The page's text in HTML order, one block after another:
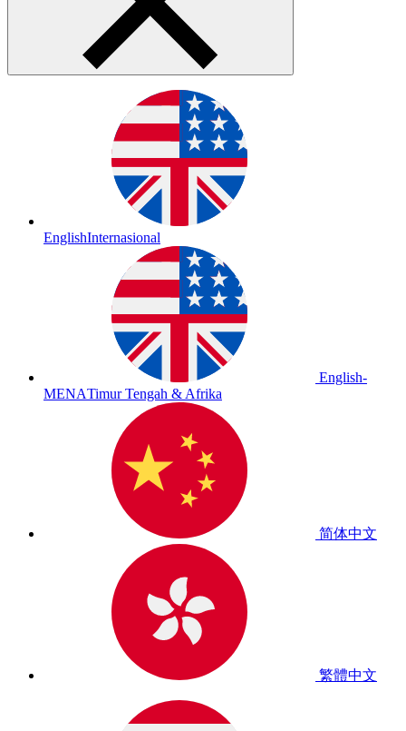
EnglishInternasional
English-
MENATimur Tengah & Afrika
简体中文
繁體中文